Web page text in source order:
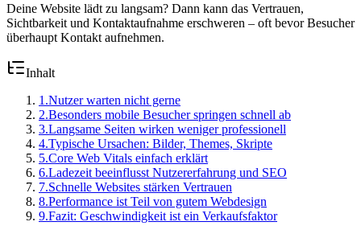
Deine Website lädt zu langsam? Dann kann das Vertrauen,
Sichtbarkeit und Kontaktaufnahme erschweren – oft bevor Besucher
überhaupt Kontakt aufnehmen.
Inhalt
1 .Nutzer warten nicht gerne
2.Besonders mobile Besucher springen schnell ab
3.Langsame Seiten wirken weniger professionell
4.Typische Ursachen: Bilder, Themes, Skripte
5.Core Web Vitals einfach erklärt
6.Ladezeit beeinflusst Nutzererfahrung und SEO
7.Schnelle Websites stärken Vertrauen
8.Performance ist Teil von gutem Webdesign
9.Fazit: Geschwindigkeit ist ein Verkaufsfaktor